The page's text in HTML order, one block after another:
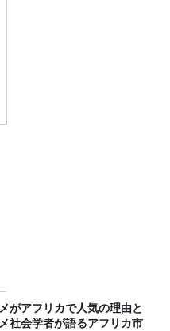
がアフリカで人気の理由と
社会学者が語るアフリカ市